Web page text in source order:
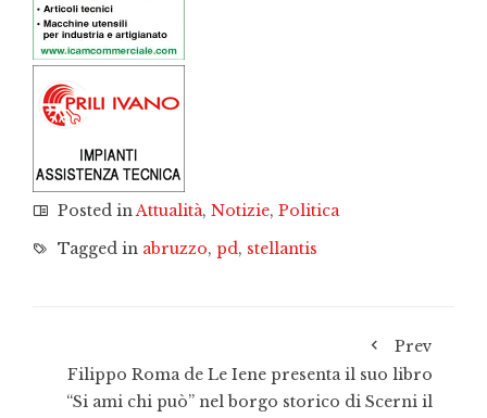
Posted inAttualità, Notizie, Politica
Tagged in abruzzo, pd, stellantis
Prev
Filippo Roma de Le Iene presenta il suo libro
“Si ami chi può” nel borgo storico di Scerni il